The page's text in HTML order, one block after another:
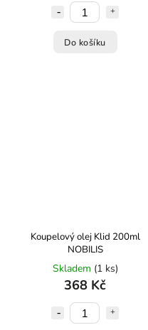
Do košíku
Koupelový olej Klid 200ml
NOBILIS
Skladem (1 ks)
368 Kč